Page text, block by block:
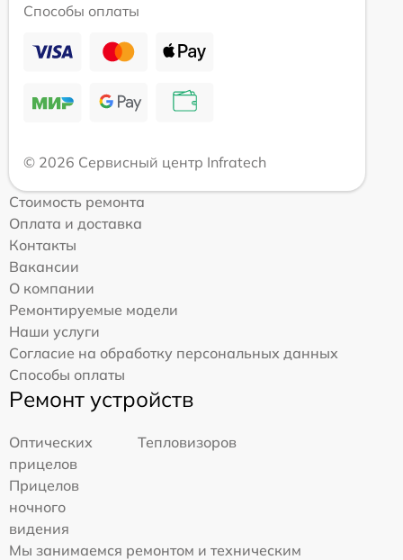
Способы оплаты
© 2026 Сервисный центр Infratech
Стоимость ремонта
Оплата и доставка
Контакты
Вакансии
О компании
Ремонтируемые модели
Наши услуги
Согласие на обработку персональных данных
Способы оплаты
Ремонт устройств
Оптических
прицелов
Тепловизоров
Прицелов
ночного
видения
Мы занимаемся ремонтом и техническим